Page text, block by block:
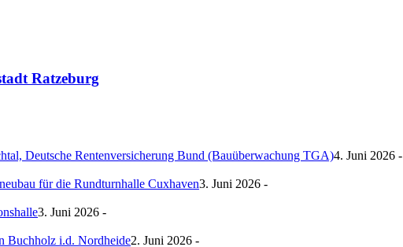
Ratzeburg
Deutsche Rentenversicherung Bund (Bauüberwachung TGA)4. Juni 2026 -
für die Rundturnhalle Cuxhaven3. Juni 2026 -
3. Juni 2026 -
Buchholz i.d. Nordheide2. Juni 2026 -